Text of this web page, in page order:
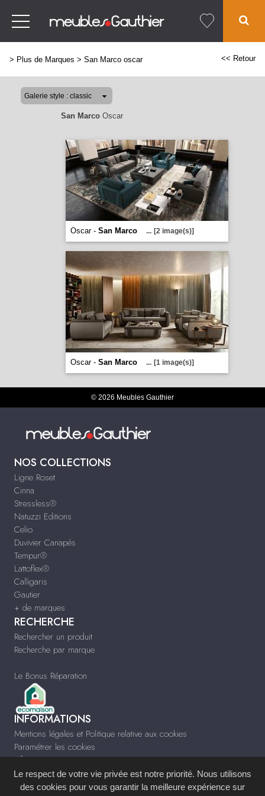
> Plus de Marques > San Marco oscar << Retour
San MarcoOscar
Oscar - San Marco ... [2 image(s)]
Oscar - San Marco ... [1 image(s)]
© 2026 Meubles Gauthier
NOS COLLECTIONS
Ligne Roset
Cinna
Stressless®
Natuzzi Editions
Celio
Duvivier Canapés
Tempur®
Lattoflex®
Calligaris
Gautier
+ de marques
RECHERCHE
Rechercher un produit
Recherche par marque
Le Bonus Réparation
INFORMATIONS
Mentions légales et Politique relative aux cookies
Paramétrer les cookies
Infos & Contact
www.meublesgauthier.fr
Le respect de votre vie privée est notre priorité. Nous utilisons
des cookies pour vous garantir la meilleure expérience sur